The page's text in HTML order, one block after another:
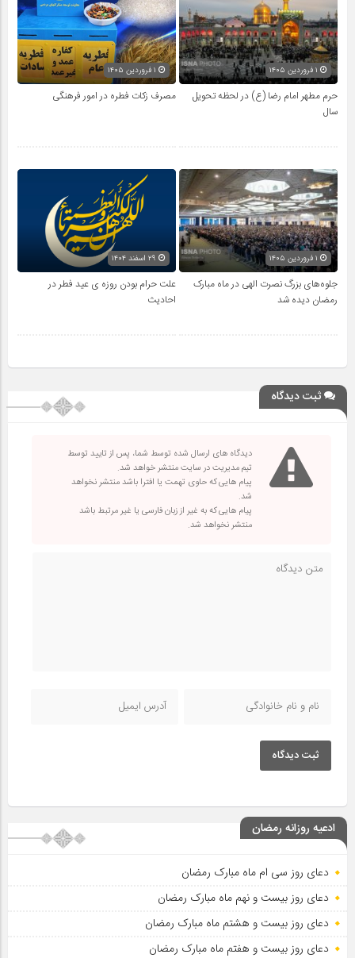
حرم مطهر امام رضا (ع) در لحظه تحویل
سال
مصرف زکات فطره در امور فرهنگی
جلوه‌های بزرگ نصرت الهی در ماه مبارک
رمضان دیده شد
علت حرام بودن روزه ی عید فطر در
احادیث
ثبت دیدگاه
دیدگاه های ارسال شده توسط شما، پس از تایید توسط
تیم مدیریت در سایت منتشر خواهد شد.
پیام هایی که حاوی تهمت یا افترا باشد منتشر نخواهد
شد.
پیام هایی که به غیر از زبان فارسی یا غیر مرتبط باشد
منتشر نخواهد شد.
ثبت دیدگاه
ادعیه روزانه رمضان
دعای روز سی ام ماه مبارک رمضان
دعای روز بیست و نهم ماه مبارک رمضان
دعای روز بیست و هشتم ماه مبارک رمضان
دعای روز بیست و هفتم ماه مبارک رمضان